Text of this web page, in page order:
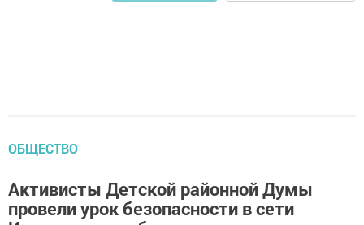
ОБЩЕСТВО
Активисты Детской районной Думы
провели урок безопасности в сети